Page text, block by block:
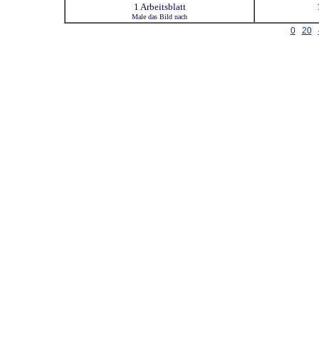
1 Arbeitsblatt
Male das Bild nach
0 20